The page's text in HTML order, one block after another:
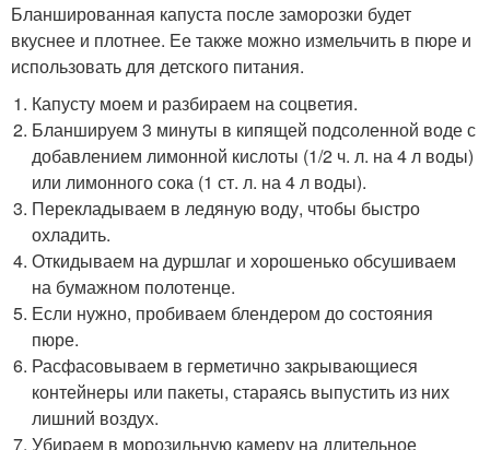
Бланшированная капуста после заморозки будет
вкуснее и плотнее. Ее также можно измельчить в пюре и
использовать для детского питания.
Капусту моем и разбираем на соцветия.
Бланшируем 3 минуты в кипящей подсоленной воде с
добавлением лимонной кислоты (1/2 ч. л. на 4 л воды)
или лимонного сока (1 ст. л. на 4 л воды).
Перекладываем в ледяную воду, чтобы быстро
охладить.
Откидываем на дуршлаг и хорошенько обсушиваем
на бумажном полотенце.
Если нужно, пробиваем блендером до состояния
пюре.
Расфасовываем в герметично закрывающиеся
контейнеры или пакеты, стараясь выпустить из них
лишний воздух.
Убираем в морозильную камеру на длительное